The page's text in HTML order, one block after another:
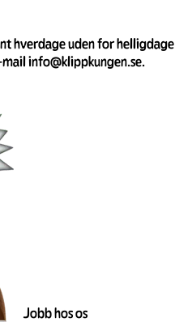
hverdage uden for helligdage
info@klippkungen.se.
Jobb hos os